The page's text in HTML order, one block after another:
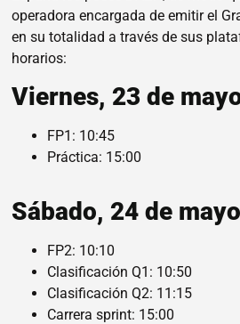
operadora encargada de emitir el
en su totalidad a través de sus
horarios:
Viernes, 23 de
FP1: 10:45
Práctica: 15:00
Sábado, 24 de mayo
FP2: 10:10
Clasificación Q1: 10:50
Clasificación Q2: 11:15
Carrera sprint: 15:00